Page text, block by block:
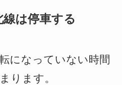
は停車する
になっていない時間
ります。